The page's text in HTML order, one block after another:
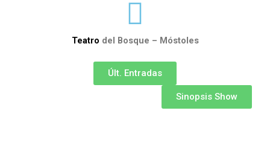
Teatro del Bosque – Móstoles
Últ. Entradas
Sinopsis Show